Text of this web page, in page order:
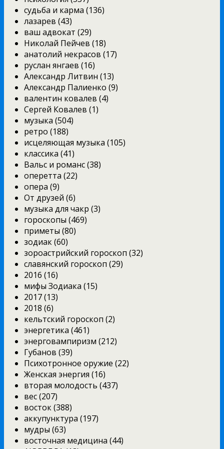
судьба и карма (136)
лазарев (43)
ваш адвокат (29)
Николай Пейчев (18)
анатолий некрасов (17)
руслан янгаев (16)
Александр Литвин (13)
Александр Палиенко (9)
валентин ковалев (4)
Сергей Ковалев (1)
музыка (504)
ретро (188)
исцеляющая музыка (105)
классика (41)
Вальс и романс (38)
оперетта (22)
опера (9)
От друзей (6)
музыка для чакр (3)
гороскопы (469)
приметы (80)
зодиак (60)
зороастрийский гороскоп (32)
славянский гороскоп (29)
2016 (16)
мифы Зодиака (15)
2017 (13)
2018 (6)
кельтский гороскоп (2)
энергетика (461)
энерговампиризм (212)
Губанов (39)
Психотронное оружие (22)
Женская энергия (16)
вторая молодость (437)
вес (207)
восток (388)
аккупунктура (197)
мудры (63)
восточная медицина (44)